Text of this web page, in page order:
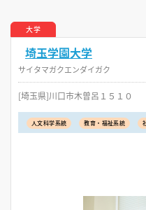
大学
埼玉学園大学
サイタマガクエンダイガク
[埼玉県]川口市木曽呂１５１０
人文科学系統 教育・福祉系統